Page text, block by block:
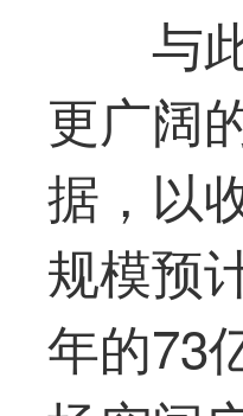
与
更广阔
据，以
规模预
年的73